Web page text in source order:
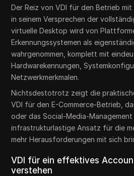
Der Reiz von VDI für den Betrieb
in seinem Versprechen der
virtuelle Desktop wird von
Erkennungssystemen als
wahrgenommen, komplett mit
Hardwarekennungen,
Netzwerkmerkmalen.
Nichtsdestotrotz zeigt die
VDI für den E-Commerce-Betrieb,
oder das Social-Media-
infrastrukturlastige Ansatz für die
mehr Herausforderungen mit sich
VDI für ein effektives
verstehen